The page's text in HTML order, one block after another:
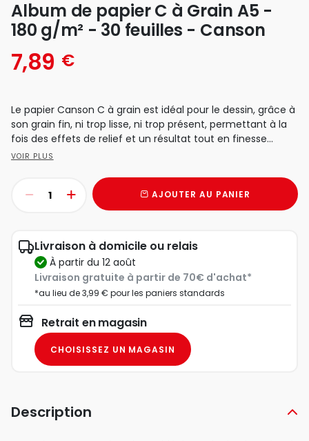
Album de papier C à Grain A5 -
180 g/m² - 30 feuilles - Canson
7,89 €
Le papier Canson C à grain est idéal pour le dessin, grâce à
son grain fin, ni trop lisse, ni trop présent, permettant à la
fois des effets de relief et un résultat tout en finesse...
VOIR PLUS
AJOUTER AU PANIER
Livraison à domicile ou relais
à partir du 12 août
Livraison gratuite à partir de 70€ d'achat*
*au lieu de 3,99 € pour les paniers standards
Retrait en magasin
CHOISISSEZ UN MAGASIN
Description